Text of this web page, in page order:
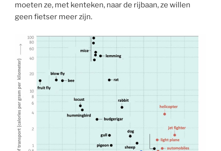
moeten ze, met kenteken, naar de rijbaan, ze willen
geen fietser meer zijn.